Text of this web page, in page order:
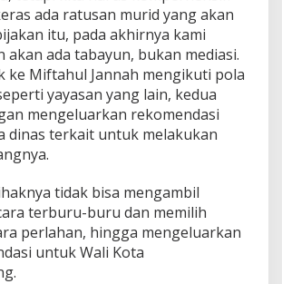
ada ratusan murid yang akan
itu, pada akhirnya kami
akan ada tabayun, bukan mediasi.
ke Miftahul Jannah mengikuti pola
yayasan yang lain, kedua
mengeluarkan rekomendasi
dinas terkait untuk melakukan
tidak bisa mengambil
terburu-buru dan memilih
perlahan, hingga mengeluarkan
untuk Wali Kota